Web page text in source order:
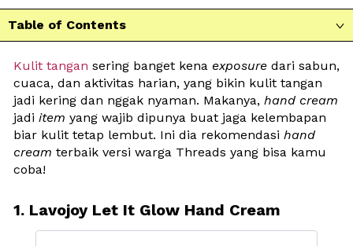
Table of Contents 
Kulit tangan sering banget kena exposure dari sabun,
cuaca, dan aktivitas harian, yang bikin kulit tangan
jadi kering dan nggak nyaman. Makanya, hand cream
jadi item yang wajib dipunya buat jaga kelembapan
biar kulit tetap lembut. Ini dia rekomendasi hand
cream terbaik versi warga Threads yang bisa kamu
coba!
1. Lavojoy Let It Glow Hand Cream